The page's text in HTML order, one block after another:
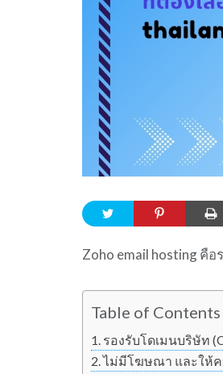
Zoho email hosting คื
Table of Contents
รองรับโดเมนบริษัท
ไม่มีโฆษณา และให้ค